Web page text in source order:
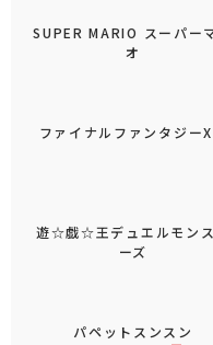
SUPER MARIO スーパー
オ
ファイナルファンタジー
遊☆戯☆王デュエルモン
ーズ
パペットスンスン